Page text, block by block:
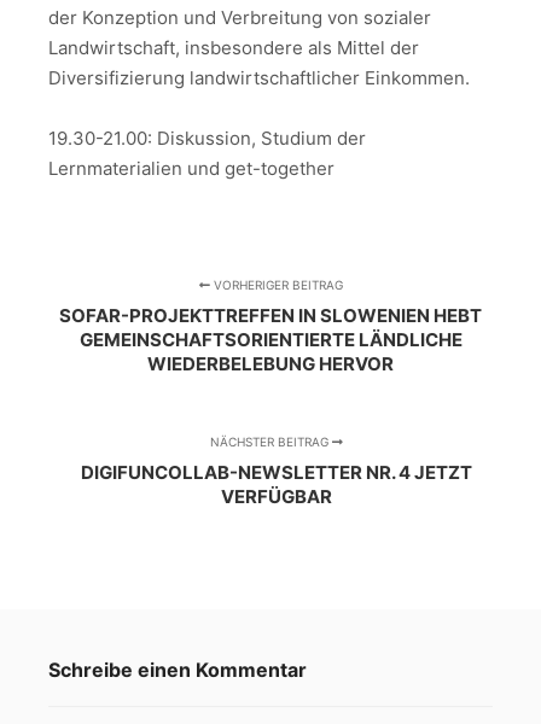
der Konzeption und Verbreitung von sozialer
Landwirtschaft, insbesondere als Mittel der
Diversifizierung landwirtschaftlicher Einkommen.
19.30-21.00: Diskussion, Studium der
Lernmaterialien und get-together
VORHERIGER BEITRAG
SOFAR-PROJEKTTREFFEN IN SLOWENIEN HEBT
GEMEINSCHAFTSORIENTIERTE LÄNDLICHE
WIEDERBELEBUNG HERVOR
NÄCHSTER BEITRAG
DIGIFUNCOLLAB-NEWSLETTER NR. 4 JETZT
VERFÜGBAR
Schreibe einen Kommentar